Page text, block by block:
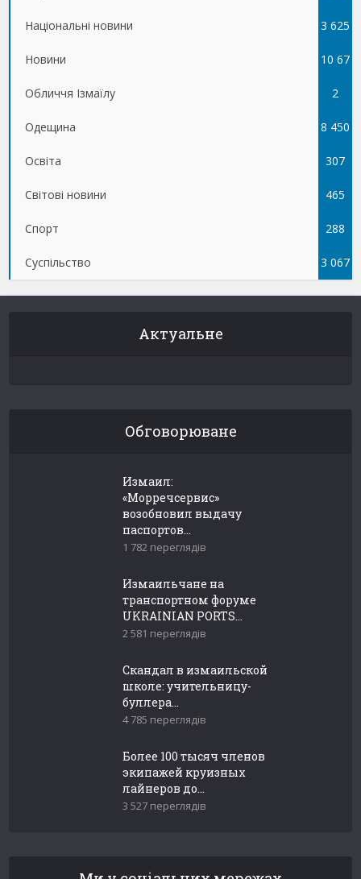
Національні новини 3 625
Новини 10 67
5
Обличчя Ізмаїлу 2
Одещина 8 450
Освіта 307
Світові новини 465
Спорт 288
Суспільство 3 067
Актуальне
Обговорюване
Измаил:
«Морречсервис»
возобновил выдачу
паспортов...
1 782 переглядів
Измаильчане на
транспортном форуме
UKRAINIAN PORTS...
2 581 переглядів
Скандал в измаильской
школе: учительницу-
буллера...
4 785 переглядів
Более 100 тысяч членов
экипажей круизных
лайнеров до...
3 527 переглядів